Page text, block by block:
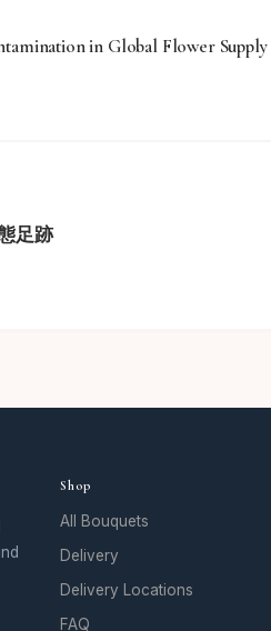
in Global Flower Supply
足跡
Shop
All Bouquets
Delivery
Delivery Locations
FAQ